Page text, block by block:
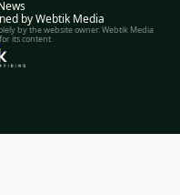
by Webtik Media
by the website owner. Webtik Media
its content.